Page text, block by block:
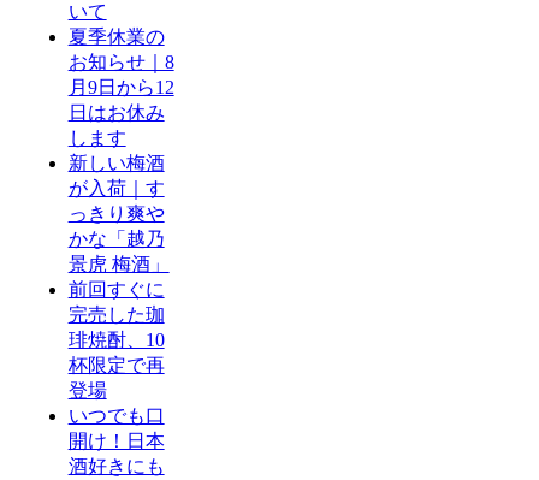
いて
夏季休業の
お知らせ｜8
月9日から12
日はお休み
します
新しい梅酒
が入荷｜す
っきり爽や
かな「越乃
景虎 梅酒」
前回すぐに
完売した珈
琲焼酎、10
杯限定で再
登場
いつでも口
開け！日本
酒好きにも